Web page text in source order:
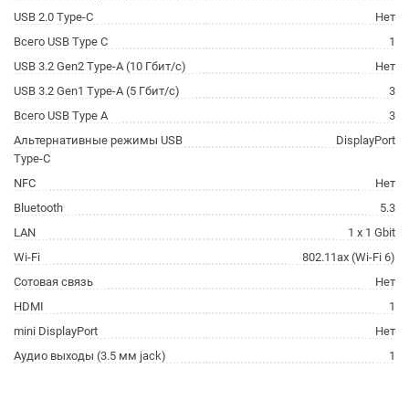
USB 2.0 Type-C
Нет
Всего USB Type C
1
USB 3.2 Gen2 Type-A (10 Гбит/с)
Нет
USB 3.2 Gen1 Type-A (5 Гбит/с)
3
Всего USB Type A
3
Альтернативные режимы USB
Type-C
DisplayPort
NFC
Нет
Bluetooth
5.3
LAN
1 x 1 Gbit
Wi-Fi
802.11ax (Wi-Fi 6)
Сотовая связь
Нет
HDMI
1
mini DisplayPort
Нет
Аудио выходы (3.5 мм jack)
1